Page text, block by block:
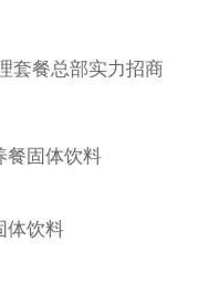
套餐总部实力招商
餐固体饮料
体饮料